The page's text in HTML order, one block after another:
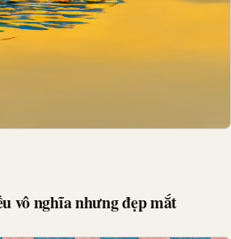
vô nghĩa nhưng đẹp mắt